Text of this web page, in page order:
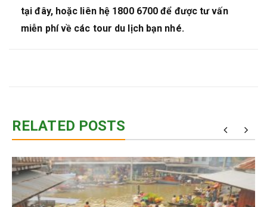
tại đây, hoặc liên hệ 1800 6700 để được tư vấn
miễn phí về các tour du lịch bạn nhé.
RELATED POSTS